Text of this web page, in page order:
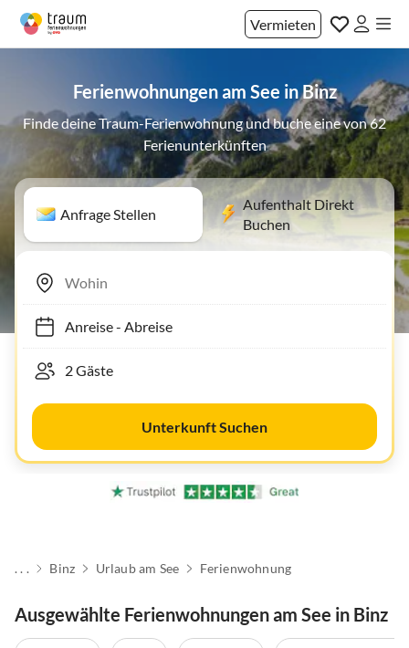
Vermieten
Ferienwohnungen am See in Binz
Finde deine Traum-Ferienwohnung und buche eine von 62
Ferienunterkünften
Anfrage Stellen
Aufenthalt Direkt
Buchen
Anreise- Abreise
Unterkunft Suchen
. . . Binz Urlaub am See Ferienwohnung
Ausgewählte Ferienwohnungen am See in Binz